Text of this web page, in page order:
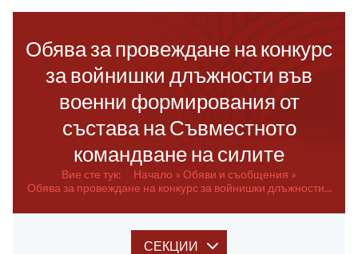
Обява за провеждане на конкурс
за войнишки длъжности във
военни формирования от
състава на Съвместното
командване на силите
Вие сте тук: Начало
Обяви и съобщения
Обява за провеждане на конкурс за войнишки длъжности...
СЕКЦИИ